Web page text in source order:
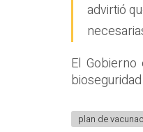
advirtió
El
plan de